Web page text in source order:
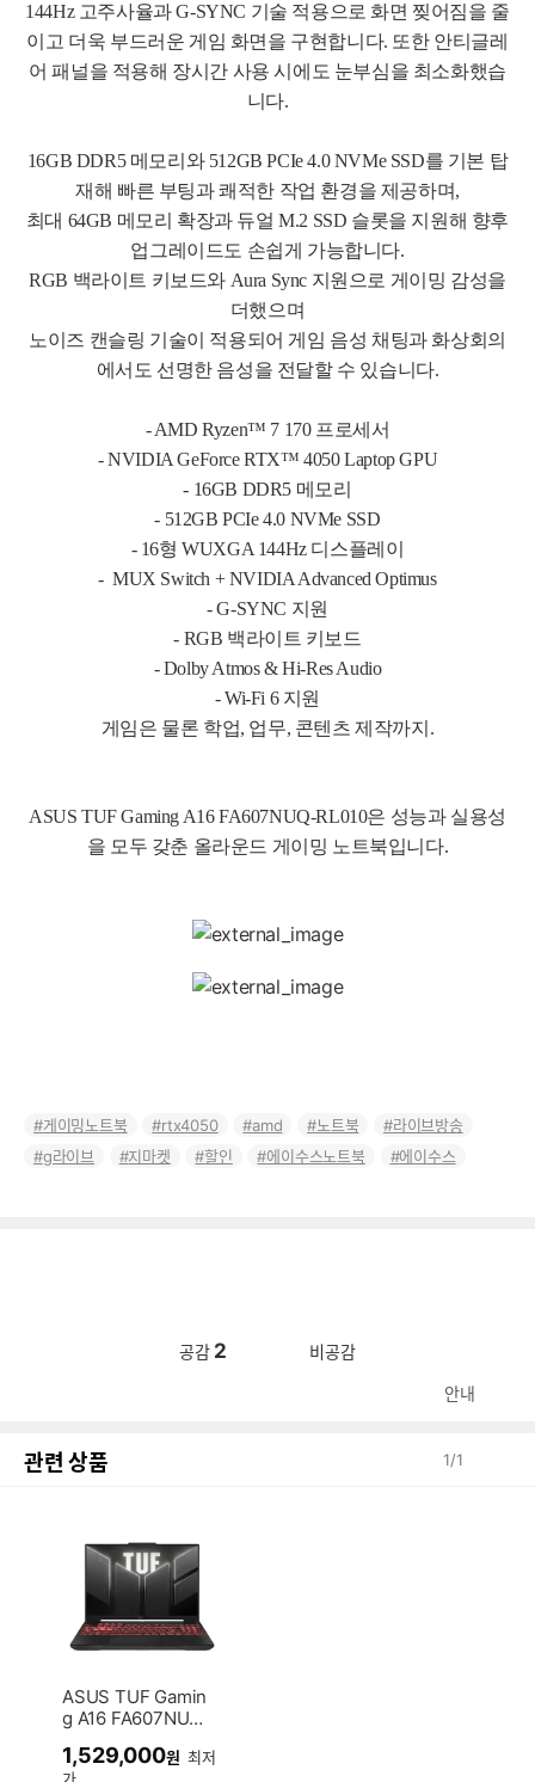
144Hz 고주사율과 G-SYNC 기술 적용으로 화면 찢어짐을 줄
이고 더욱 부드러운 게임 화면을 구현합니다. 또한 안티글레
어 패널을 적용해 장시간 사용 시에도 눈부심을 최소화했습
니다.
16GB DDR5 메모리와 512GB PCIe 4.0 NVMe SSD를 기본 탑
재해 빠른 부팅과 쾌적한 작업 환경을 제공하며,
최대 64GB 메모리 확장과 듀얼 M.2 SSD 슬롯을 지원해 향후
업그레이드도 손쉽게 가능합니다.
RGB 백라이트 키보드와 Aura Sync 지원으로 게이밍 감성을
더했으며
노이즈 캔슬링 기술이 적용되어 게임 음성 채팅과 화상회의
에서도 선명한 음성을 전달할 수 있습니다.
- AMD Ryzen™ 7 170 프로세서
-NVIDIA GeForce RTX™ 4050 Laptop GPU
- 16GB DDR5 메모리
- 512GB PCIe 4.0 NVMe SSD
- 16형 WUXGA 144Hz 디스플레이
-MUX Switch + NVIDIA Advanced Optimus
-G-SYNC 지원
- RGB 백라이트 키보드
-Dolby Atmos & Hi-Res Audio
-Wi-Fi 6 지원
게임은 물론 학업, 업무, 콘텐츠 제작까지.
ASUS TUF Gaming A16 FA607NUQ-RL010은 성능과 실용성
을 모두 갖춘 올라운드 게이밍 노트북입니다.
게이밍노트북 rtx4050 amd 노트북
라이브방송
g라이브
지마켓 할인 에이수스노트북 에이수스
공감 2 비공감
안내
관련 상품 1/1
ASUS TUF Gamin
g A16 FA607NUQ-
B)
1,529,000원 최저